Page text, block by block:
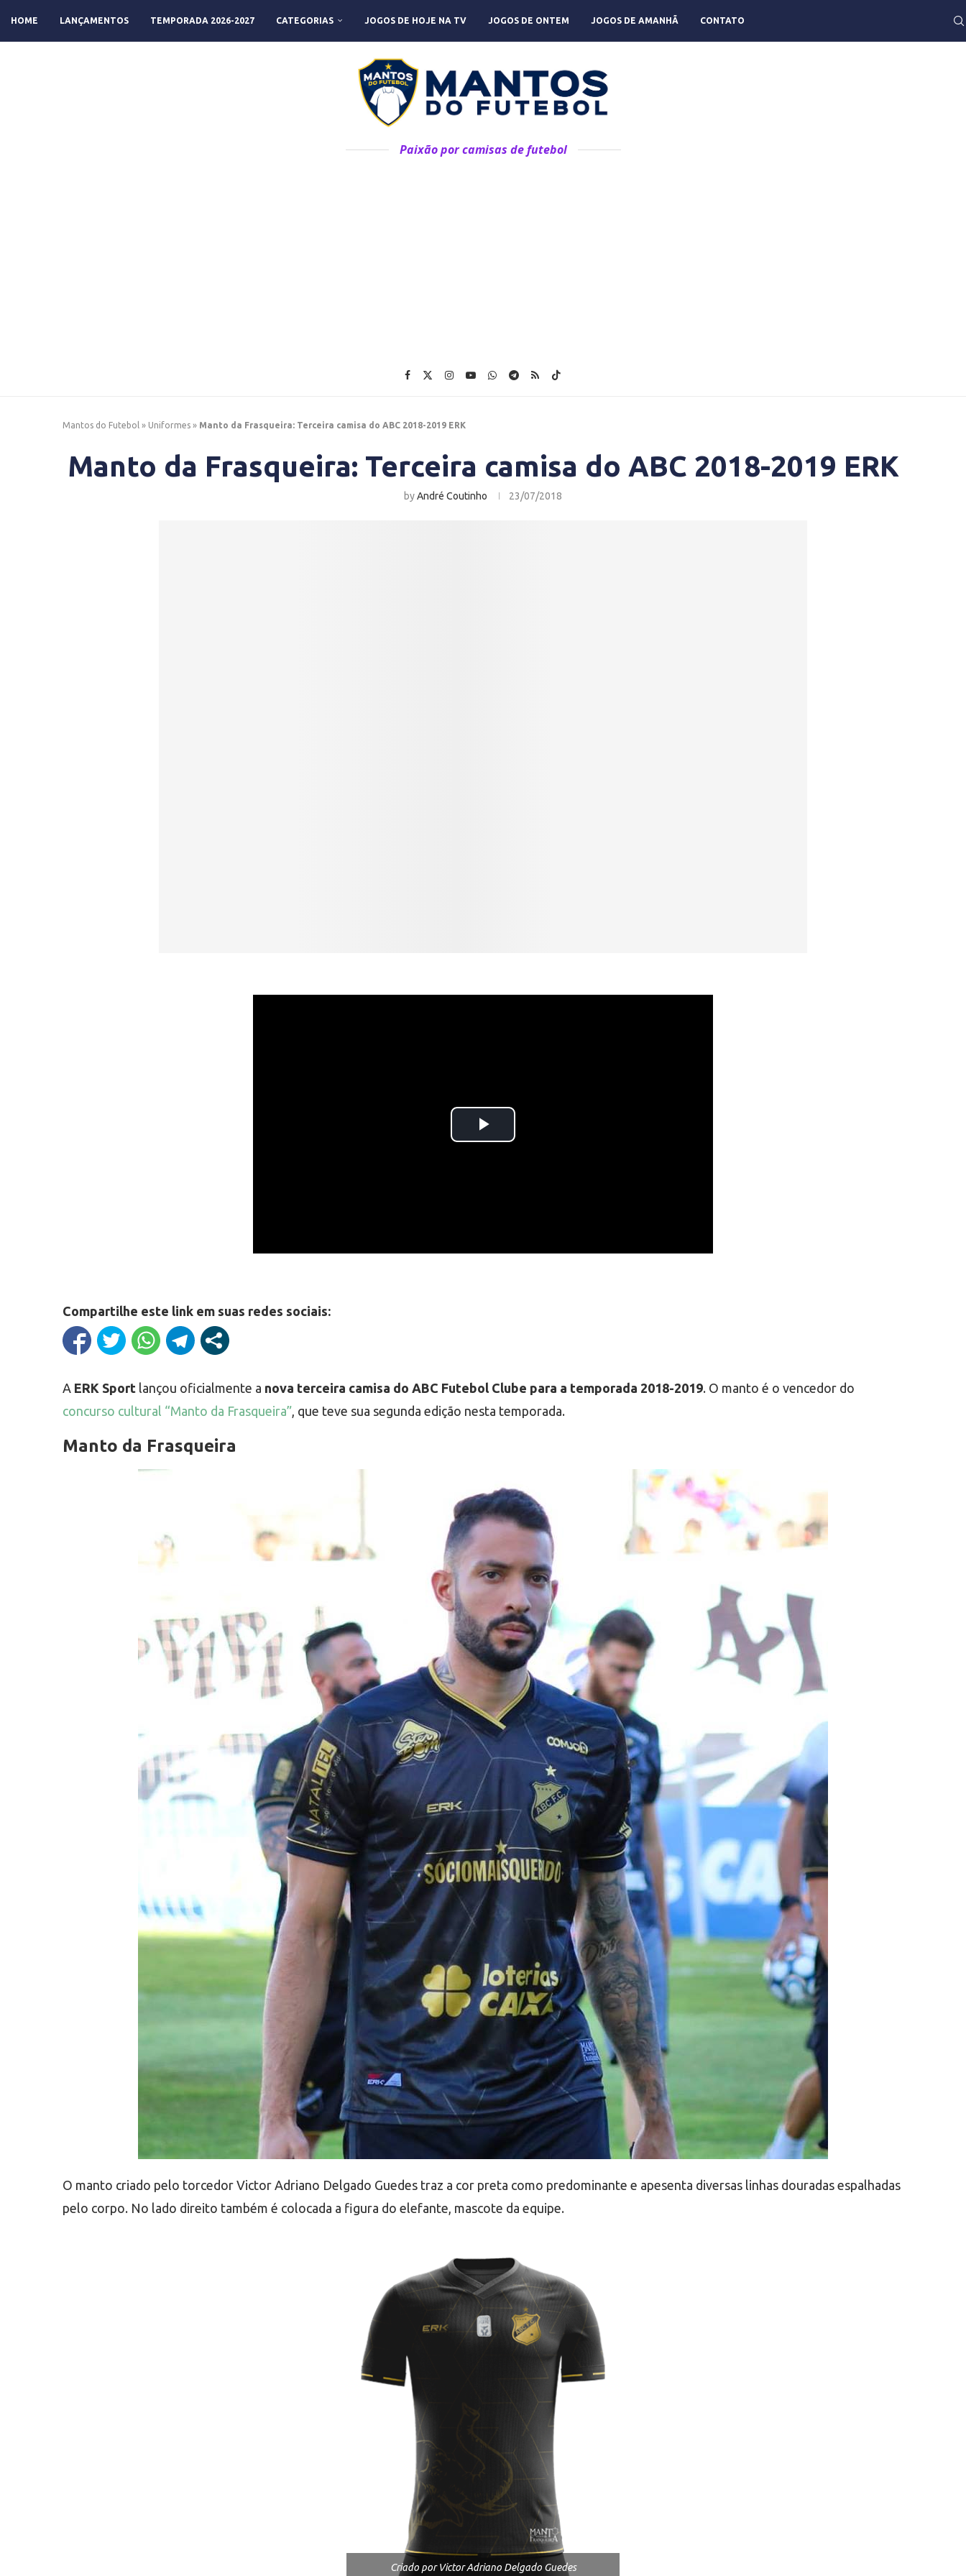
HOME LANÇAMENTOS TEMPORADA 2026-2027 CATEGORIAS JOGOS DE HOJE NA TV JOGOS DE ONTEM JOGOS DE AMANHÃ CONTATO
Paixão por camisas de futebol
Mantos do Futebol » Uniformes » Manto da Frasqueira: Terceira camisa do ABC 2018-2019 ERK
Manto da Frasqueira: Terceira camisa do ABC 2018-2019 ERK
byAndré Coutinho 23/07/2018
Compartilhe este link em suas redes sociais:
A ERK Sport lançou oficialmente a nova terceira camisa do ABC Futebol Clube para a temporada 2018-2019. O manto é o vencedor do
concurso cultural “Manto da Frasqueira”, que teve sua segunda edição nesta temporada.
Manto da Frasqueira
O manto criado pelo torcedor Victor Adriano Delgado Guedes traz a cor preta como predominante e apesenta diversas linhas douradas espalhadas
pelo corpo. No lado direito também é colocada a figura do elefante, mascote da equipe.
Criado por Victor Adriano Delgado Guedes